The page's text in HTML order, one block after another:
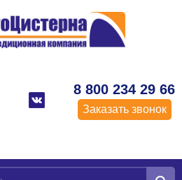
8 800 234 29 66
Заказать звонок